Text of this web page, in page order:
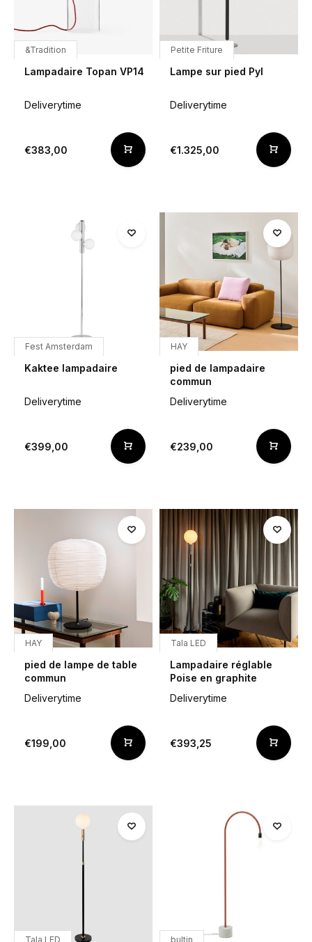
&Tradition
Lampadaire Topan VP14
Deliverytime
€383,00
Petite Friture
Lampe sur pied Pyl
Deliverytime
€1.325,00
Fest Amsterdam
Kaktee lampadaire
Deliverytime
€399,00
HAY
pied de lampadaire
commun
Deliverytime
€239,00
HAY
pied de lampe de table
commun
Deliverytime
€199,00
Tala LED
Lampadaire réglable
Poise en graphite
Deliverytime
€393,25
Tala LED bultin